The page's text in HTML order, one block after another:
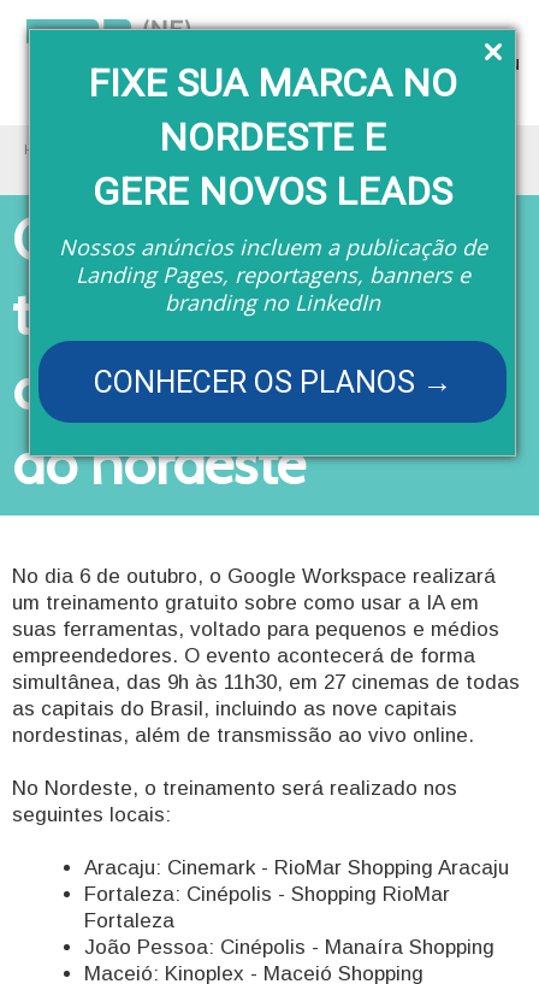
FIXE SUA MARCA NO
NORDESTE E
GERE NOVOS LEADS
Nossos anúncios incluem a publicação de
Landing Pages, reportagens, banners e
branding no LinkedIn
CONHECER OS PLANOS →
Menu
Home
Google leva
treinamento gratuito
de IA para cinemas
do nordeste
No dia 6 de outubro, o Google Workspace realizará
um treinamento gratuito sobre como usar a IA em
suas ferramentas, voltado para pequenos e médios
empreendedores. O evento acontecerá de forma
simultânea, das 9h às 11h30, em 27 cinemas de todas
as capitais do Brasil, incluindo as nove capitais
nordestinas, além de transmissão ao vivo online.
No Nordeste, o treinamento será realizado nos
seguintes locais:
Aracaju: Cinemark - RioMar Shopping Aracaju
Fortaleza: Cinépolis - Shopping RioMar
Fortaleza
João Pessoa: Cinépolis - Manaíra Shopping
Maceió: Kinoplex - Maceió Shopping